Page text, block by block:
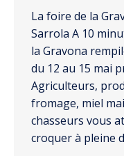
La foire de la
Sarrola A 10
la Gravona
du 12 au 15 mai
Agriculteurs,
fromage, miel
chasseurs vous
croquer à pleine